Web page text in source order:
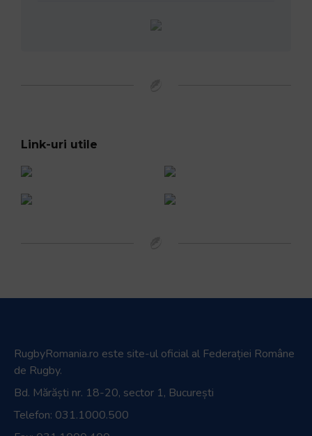
Link-uri utile
RugbyRomania.ro este site-ul oficial al Federației Române
de Rugby.
Bd. Mărăști nr. 18-20, sector 1, București
Telefon: 031.1000.500